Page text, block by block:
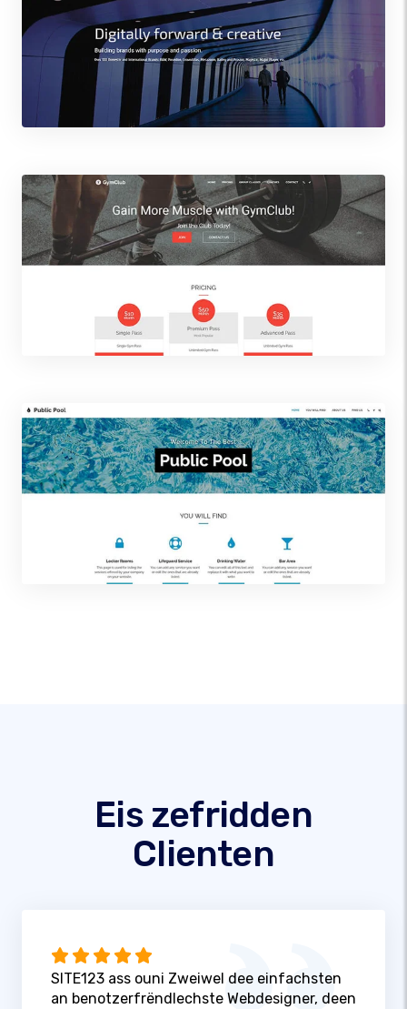
Eis zefridden
Clienten
SITE123 ass ouni Zweiwel dee einfachsten
an benotzerfrëndlechste Webdesigner, deen